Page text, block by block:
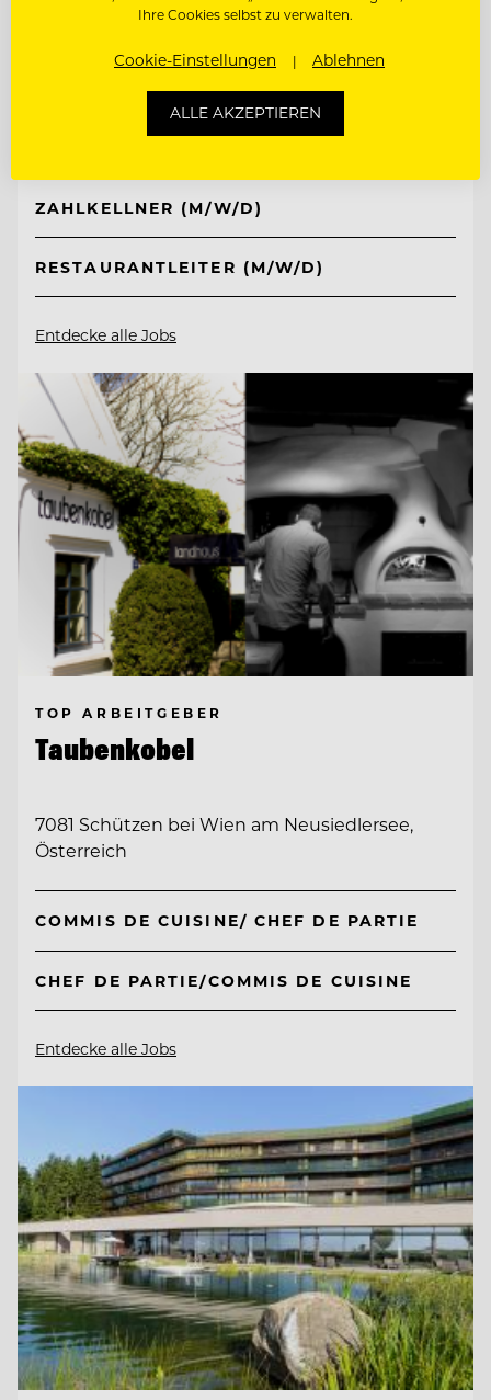
Hotel Post Ischgl
6561 Ischgl, Österreich
ZAHLKELLNER (M/W/D)
RESTAURANTLEITER (M/W/D)
Entdecke alle Jobs
TOP ARBEITGEBER
Taubenkobel
7081 Schützen bei Wien am Neusiedlersee,
Österreich
COMMIS DE CUISINE/ CHEF DE PARTIE
CHEF DE PARTIE/COMMIS DE CUISINE
Entdecke alle Jobs
Ihre Cookies selbst zu verwalten.
Cookie-Einstellungen Ablehnen
ALLE AKZEPTIEREN